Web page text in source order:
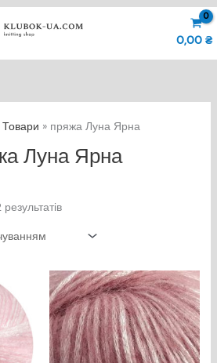
0,00 ₴
Товари пряжа Луна Ярна
Луна Ярна